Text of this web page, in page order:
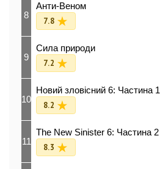
8
Анти-Веном
7.8
9
Сила природи
7.2
10
Новий зловісний 6: Частина 1
8.2
11
The New Sinister 6: Частина 2
8.3